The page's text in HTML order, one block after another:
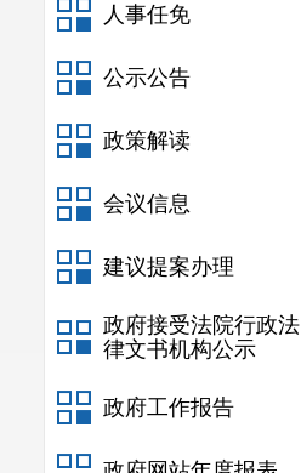
人事任免
公示公告
政策解读
会议信息
建议提案办理
政府接受法院行政法
律文书机构公示
政府工作报告